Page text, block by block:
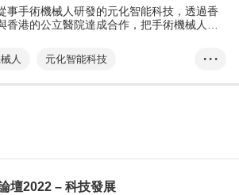
事手術機械人研發的元化智能科技，透過香
香港的公立醫院達成合作，把手術機械人引
人
元化智能科技
峰論壇
智能化醫療
內外循環
• • •
壇2022 – 科技發展